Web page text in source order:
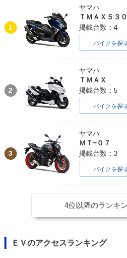
1
ヤマハ
ＴＭＡＸ５３０
掲載台数：4
バイクを探
2
ヤマハ
ＴＭＡＸ
掲載台数：5
バイクを探
3
ヤマハ
ＭＴ−０７
掲載台数：3
バイクを探
4位以降のランキ
ＥＶのアクセスランキング